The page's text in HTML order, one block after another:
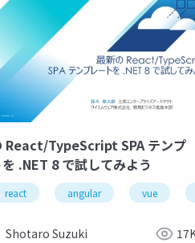
google cloud aws
React/TypeScript SPA テンプ
.NET 8 で試してみよう
react angular vue
Shotaro Suzuki